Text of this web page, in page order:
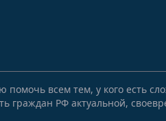
всем тем, у кого есть
РФ актуальной,